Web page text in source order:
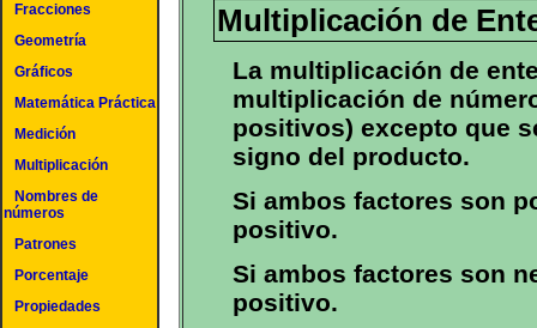
Fracciones
Geometría
Gráficos
Matemática Práctica
Medición
Multiplicación
Nombres de
números
Patrones
Porcentaje
Propiedades
Multiplicación de
La multiplicación de
multiplicación de
positivos) excepto que
signo del producto.
Si ambos factores son
positivo.
Si ambos factores son
positivo.